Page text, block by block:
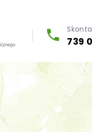
739
(testy